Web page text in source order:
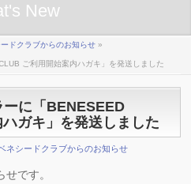
New
ドクラブからのお知らせ »
ご利用開始案内ハガキ」を発送しました
に「BENESEED
ガキ」を発送しました
ネシードクラブからのお知らせ
です。